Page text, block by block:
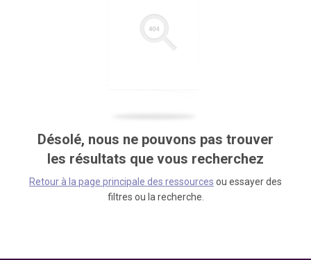
Désolé, nous ne pouvons pas trouver
les résultats que vous recherchez
Retour à la page principale des ressources ou essayer des
filtres ou la recherche.